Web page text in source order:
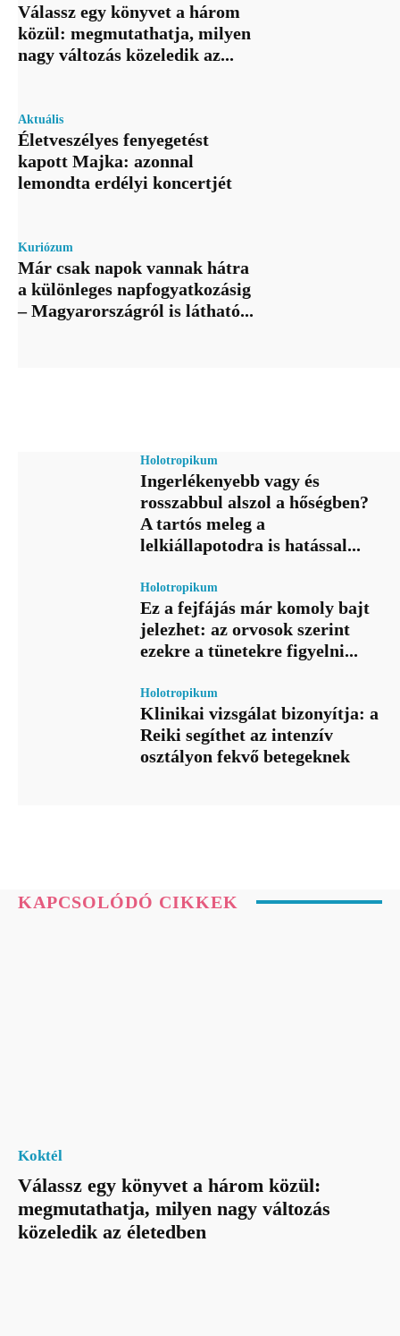
Válassz egy könyvet a három
közül: megmutathatja, milyen
nagy változás közeledik az...
Aktuális
Életveszélyes fenyegetést
kapott Majka: azonnal
lemondta erdélyi koncertjét
Kuriózum
Már csak napok vannak hátra
a különleges napfogyatkozásig
– Magyarországról is látható...
Holotropikum
Ingerlékenyebb vagy és
rosszabbul alszol a hőségben?
A tartós meleg a
lelkiállapotodra is hatással...
Holotropikum
Ez a fejfájás már komoly bajt
jelezhet: az orvosok szerint
ezekre a tünetekre figyelni...
Holotropikum
Klinikai vizsgálat bizonyítja: a
Reiki segíthet az intenzív
osztályon fekvő betegeknek
KAPCSOLÓDÓ CIKKEK
Koktél
Válassz egy könyvet a három közül:
megmutathatja, milyen nagy változás
közeledik az életedben